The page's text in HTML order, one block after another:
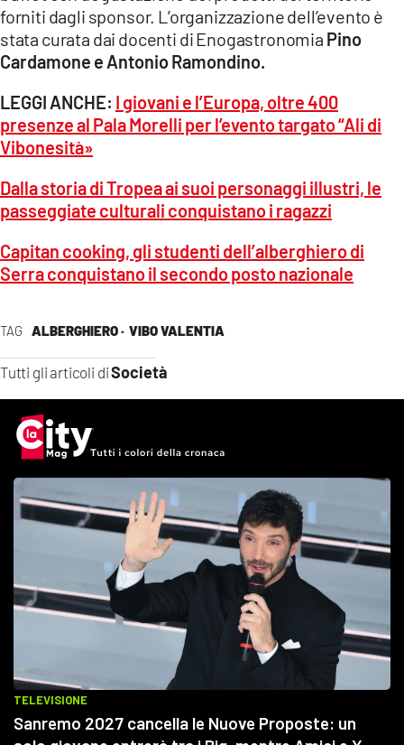
TAG ALBERGHIERO · VIBO VALENTIA
Tutti gli articoli diSocietà
forniti dagli sponsor. L’organizzazione dell’evento è
stata curata dai docenti di Enogastronomia Pino
Cardamone e Antonio Ramondino.
LEGGI ANCHE: I giovani e l’Europa, oltre 400
presenze al Pala Morelli per l’evento targato “Ali di
Vibonesità»
Dalla storia di Tropea ai suoi personaggi illustri, le
passeggiate culturali conquistano i ragazzi
Capitan cooking, gli studenti dell’alberghiero di
Serra conquistano il secondo posto nazionale